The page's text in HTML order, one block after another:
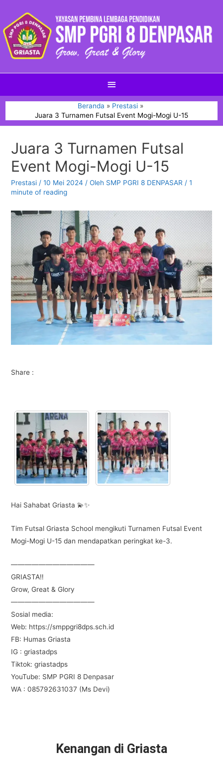
Beranda
Prestasi
Juara 3 Turnamen Futsal Event Mogi-Mogi U-15
Juara 3 Turnamen Futsal
Event Mogi-Mogi U-15
Prestasi / 10 Mei 2024 / Oleh SMP PGRI 8 DENPASAR / 1
minute of reading
Share :
Hai Sahabat Griasta 💫✨
Tim Futsal Griasta School mengikuti Turnamen Futsal Event
Mogi-Mogi U-15 dan mendapatkan peringkat ke-3.
————————————
GRIASTA‼️
Grow, Great & Glory
————————————
Sosial media:
Web: https://smppgri8dps.sch.id
FB: Humas Griasta
IG : griastadps
Tiktok: griastadps
YouTube: SMP PGRI 8 Denpasar
WA : 085792631037 (Ms Devi)
Kenangan di Griasta